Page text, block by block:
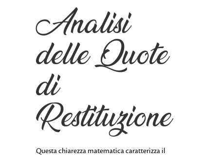
Analisi
delle Quote
di
Restituzione
Questa chiarezza matematica caratterizza il